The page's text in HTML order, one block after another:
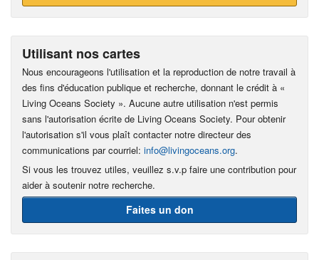
Utilisant nos cartes
Nous encourageons l'utilisation et la reproduction de notre travail à
des fins d'éducation publique et recherche, donnant le crédit à «
Living Oceans Society ». Aucune autre utilisation n'est permis
sans l'autorisation écrite de Living Oceans Society. Pour obtenir
l'autorisation s'il vous plaît contacter notre directeur des
communications par courriel: info@livingoceans.org.
Si vous les trouvez utiles, veuillez s.v.p faire une contribution pour
aider à soutenir notre recherche.
Faites un don